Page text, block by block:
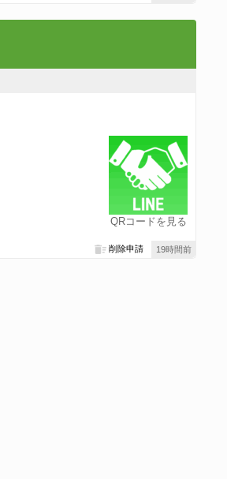
QRコードを見る
19時間前
削除申請